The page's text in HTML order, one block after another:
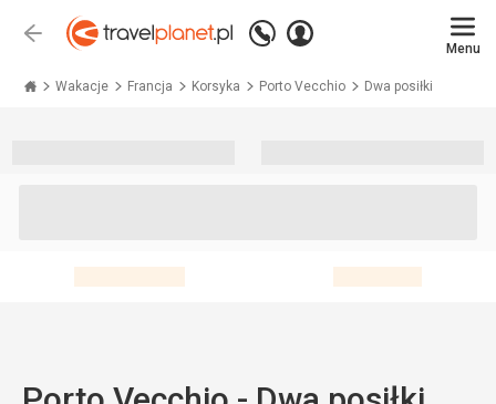
Wstecz
Zadzwoń
+48 71 771 76 55
Zaloguj
Menu
Wakacje Francja Korsyka Porto Vecchio Dwa posiłki